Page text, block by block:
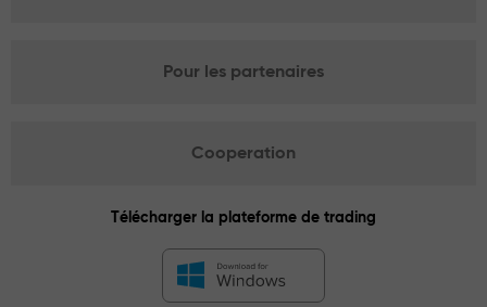
Pour les partenaires
Cooperation
Télécharger la plateforme de trading